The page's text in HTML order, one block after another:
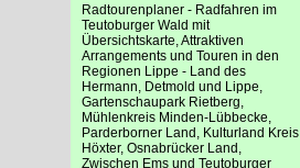
Radtourenplaner - Radfahren im
Teutoburger Wald mit
Übersichtskarte, Attraktiven
Arrangements und Touren in den
Regionen Lippe - Land des
Hermann, Detmold und Lippe,
Gartenschaupark Rietberg,
Mühlenkreis Minden-Lübbecke,
Parderborner Land, Kulturland Kreis
Höxter, Osnabrücker Land,
Zwischen Ems und Teutoburger